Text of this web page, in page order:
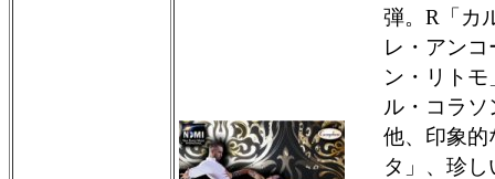
弾。R「カ
レ・アン
ン・リト
ル・コラ
他、印象的
タ」、珍